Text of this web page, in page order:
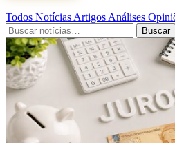
Todos Notícias Artigos Análises
Buscar